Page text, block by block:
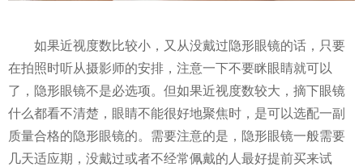
如果近视度数比较小，又从没戴过隐形眼镜的话，只要
在拍照时听从摄影师的安排，注意一下不要眯眼睛就可以
了，隐形眼镜不是必选项。但如果近视度数较大，摘下眼镜
什么都看不清楚，眼睛不能很好地聚焦时，是可以选配一副
质量合格的隐形眼镜的。需要注意的是，隐形眼镜一般需要
几天适应期，没戴过或者不经常佩戴的人最好提前买来试